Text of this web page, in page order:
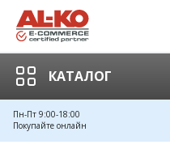
КАТАЛОГ
Пн-Пт 9:00-18:00
Покупайте онлайн